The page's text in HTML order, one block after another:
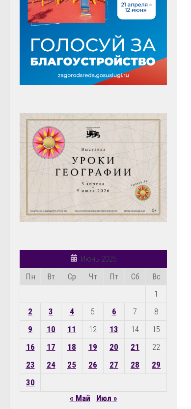
Июнь 2025
Пн
Вт Ср Чт Пт Сб
Вс
1
2
3 4 5 6 7
8
9
10 11 12 13 14
15
16
17 18 19 20 21
22
23
24 25 26 27 28
29
30
« Май
Июл »